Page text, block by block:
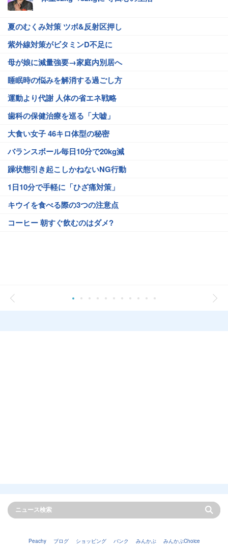
夏のむくみ対策 ツボ&反射区押し
紫外線対策がビタミンD不足に
母が娘に減量強要→家庭内別居へ
睡眠時の悩みを解消する過ごし方
運動より代謝 人体の省エネ戦略
歯科の保健治療を巡る「大嘘」
大食い女子 46キロ体型の秘密
バランスボール毎日10分で20kg減
躁状態引き起こしかねないNG行動
1日10分で手軽に「ひざ痛対策」
キウイを食べる際の3つの注意点
コーヒー 朝すぐ飲むのはダメ?
Peachy ブログ ショッピング バンク みんかぶ みんかぶChoice